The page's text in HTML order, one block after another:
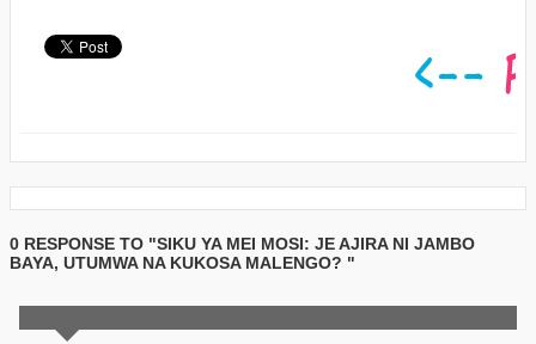
0 RESPONSE TO "SIKU YA MEI MOSI: JE AJIRA NI JAMBO
BAYA, UTUMWA NA KUKOSA MALENGO? "